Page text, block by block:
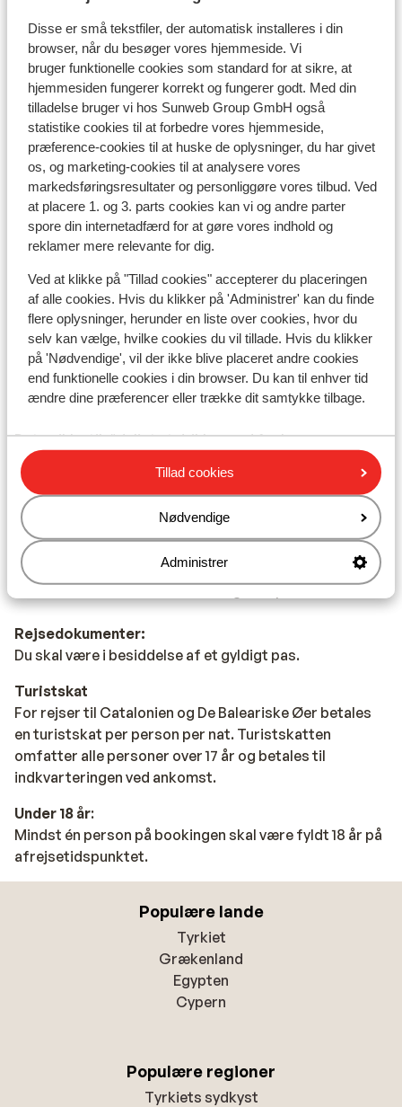
Disse er små tekstfiler, der automatisk installeres i din
browser, når du besøger vores hjemmeside. Vi
bruger funktionelle cookies som standard for at sikre, at
hjemmesiden fungerer korrekt og fungerer godt. Med din
tilladelse bruger vi hos Sunweb Group GmbH også
statistike cookies til at forbedre vores hjemmeside,
præference-cookies til at huske de oplysninger, du har givet
os, og marketing-cookies til at analysere vores
markedsføringsresultater og personliggøre vores tilbud. Ved
at placere 1. og 3. parts cookies kan vi og andre parter
spore din internetadfærd for at gøre vores indhold og
reklamer mere relevante for dig.
Ved at klikke på "Tillad cookies" accepterer du placeringen
af alle cookies. Hvis du klikker på 'Administrer' kan du finde
flere oplysninger, herunder en liste over cookies, hvor du
selv kan vælge, hvilke cookies du vil tillade. Hvis du klikker
på 'Nødvendige', vil der ikke blive placeret andre cookies
end funktionelle cookies i din browser. Du kan til enhver tid
ændre dine præferencer eller trække dit samtykke tilbage.
Tillad cookies
Nødvendige
Administrer
Spanien har ingen tidsforskel med Danmark, undtagen
på de Kanariske Øer, der er de 1 time foran.
Sprog:
Det officielle sprog er spansk.
Penge:
Den officielle møntenhed er euroen.
Drikkepenge:
Det er normalt at give ca. 10% i drikkepenge på de
Strøm:
Strømforsyningen er ligesom i Danmark 220 volt.
Stikkontaktet kan dog godt have en anden form. I det
tilfælde kan du købe et mellemled i supermarkedet.
Det er ikke tilrådeligt at drikke vand fra hanen.
Mad:
Typiske spanske retter er tapas (små snacks) og paella
(ris med skalddyr).
Mobiltelefon:
Din danske mobiltelefon virker også i Spanien.
Rejsedokumenter:
Du skal være i besiddelse af et gyldigt pas.
Turistskat
For rejser til Catalonien og De Baleariske Øer betales
en turistskat per person per nat. Turistskatten
omfatter alle personer over 17 år og betales til
indkvarteringen ved ankomst.
Under 18 år:
Mindst én person på bookingen skal være fyldt 18 år på
afrejsetidspunktet.
Populære lande
Tyrkiet
Grækenland
Egypten
Cypern
Populære regioner
Tyrkiets sydkyst